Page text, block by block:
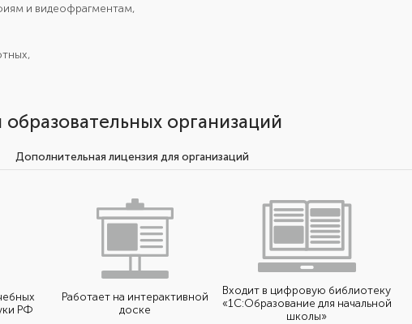
и видеофрагментам,
организаций
Дополнительная лицензия для организаций
РФ
Работает на интерактивной
доске
Входит в цифровую библиотеку
«1С:Образование для начальной
школы»